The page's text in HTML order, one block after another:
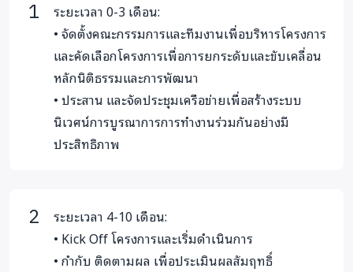
ระยะเวลา 0-3 เดือน:
• จัดตั้งคณะกรรมการและทีมงานเพื่อบริหารโครงการ
และคัดเลือกโครงการเพื่อการยกระดับและขับเคลื่อน
หลักนิติธรรมและการพัฒนา
• ประสาน และจัดประชุมเครือข่ายเพื่อสร้างระบบ
นิเวศน์การบูรณาการการทำงานร่วมกันอย่างมี
ประสิทธิภาพ
ระยะเวลา 4-10 เดือน:
• Kick Off โครงการและเริ่มดำเนินการ
• กำกับ ติดตามผล เพื่อประเมินผลสัมฤทธิ์